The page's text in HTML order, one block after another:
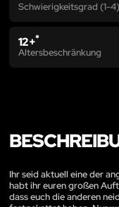
Schwierigkeitsgrad (1-4)
12+*
Altersbeschränkung
Ihr seid aktuell eine der
habt ihr euren großen
dass euch die anderen